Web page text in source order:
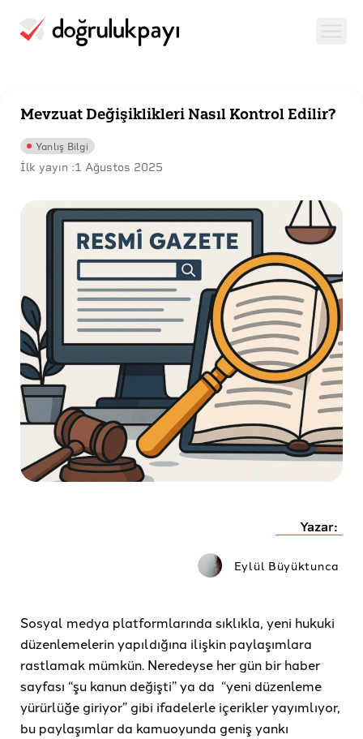
Mevzuat Değişiklikleri Nasıl Kontrol Edilir?
Yanlış Bilgi
İlk yayın :1 Ağustos 2025
Yazar:
Eylül Büyüktunca
Sosyal medya platformlarında sıklıkla, yeni hukuki
düzenlemelerin yapıldığına ilişkin paylaşımlara
rastlamak mümkün. Neredeyse her gün bir haber
sayfası “şu kanun değişti” ya da “yeni düzenleme
yürürlüğe giriyor” gibi ifadelerle içerikler yayımlıyor,
bu paylaşımlar da kamuoyunda geniş yankı